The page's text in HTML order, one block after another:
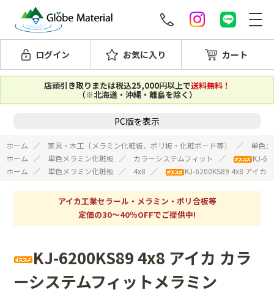
ログイン お気に入り カート
店頭引き取りまたは税込25,000円以上で送料無料！
（※北海道・沖縄・離島を除く）
PC版を表示
ホーム 家具・木工〔メラミン化粧板、ポリ板・化粧ボード等〕
単色
ホーム
単色メラミン化粧板 カラーシステムフィット
KJ-
ホーム
単色メラミン化粧板 4x8 KJ-6200KS89 4x8 アイカ
アイカ工業セラール・メラミン・ポリ合板等
定価の30～40％OFFでご提供中!
KJ-6200KS89 4x8 アイカ カラ
ーシステムフィットメラミン